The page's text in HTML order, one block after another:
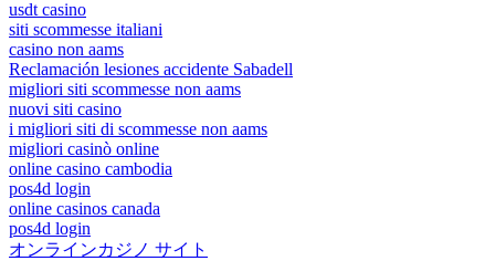
usdt casino
siti scommesse italiani
casino non aams
Reclamación lesiones accidente Sabadell
migliori siti scommesse non aams
nuovi siti casino
i migliori siti di scommesse non aams
migliori casinò online
online casino cambodia
pos4d login
online casinos canada
pos4d login
オンラインカジノ サイト